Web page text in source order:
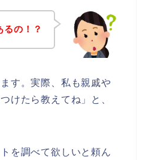
の！？
す。実際、私も親戚や
けたら教えてね」と、
を調べて欲しいと頼ん